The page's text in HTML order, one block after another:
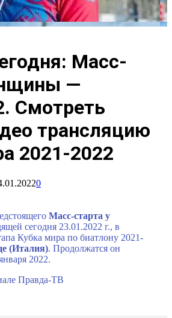
Масс-
—
Смотреть
трансляцию
2021-2022
0
Масс-старта у
сегодня 23.01.2022 г., в
Кубка мира по биатлону 2021-
(Италия). Продолжатся он
2022.
Правда-ТВ